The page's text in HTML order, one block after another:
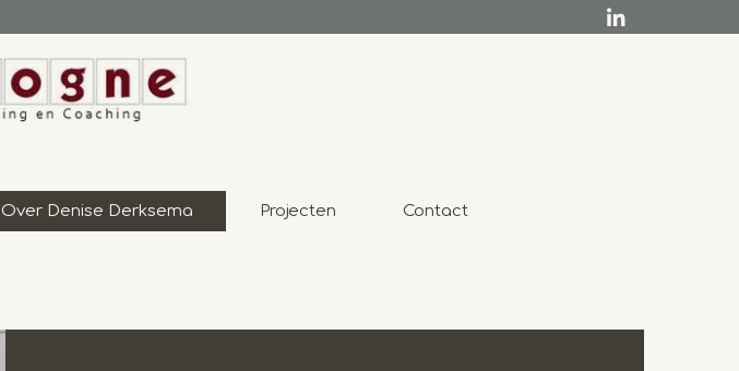
Over Denise Derksema Projecten Contact